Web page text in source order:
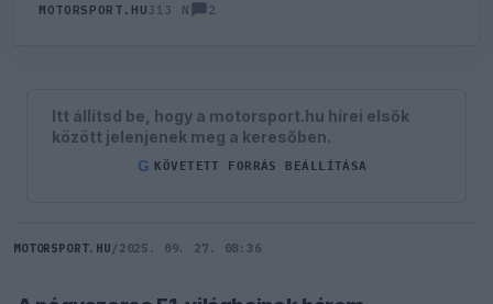
MOTORSPORT.HU313 N 2
Itt állítsd be, hogy a motorsport.hu hírei elsők
között jelenjenek meg a keresőben.
G KÖVETETT FORRÁS BEÁLLÍTÁSA
MOTORSPORT.HU / 2025. 09. 27. 08:36